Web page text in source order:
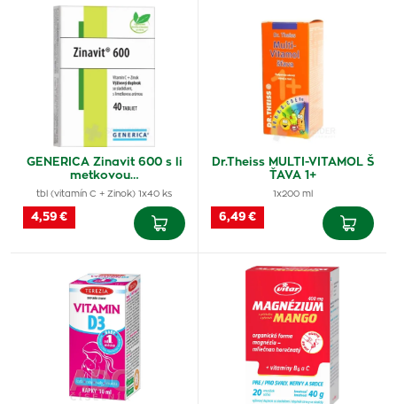
GENERICA Zinavit 600 s li
metkovou…
tbl (vitamín C + Zinok) 1x40 ks
4,59 €
Dr.Theiss MULTI-VITAMOL Š
ŤAVA 1+
1x200 ml
6,49 €